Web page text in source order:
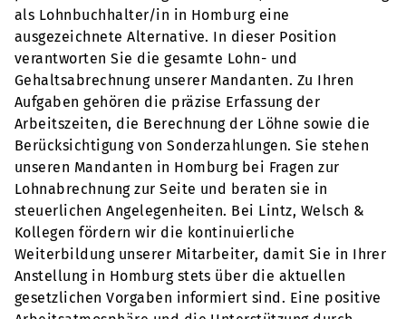
als Lohnbuchhalter/in in Homburg eine
ausgezeichnete Alternative. In dieser Position
verantworten Sie die gesamte Lohn- und
Gehaltsabrechnung unserer Mandanten. Zu Ihren
Aufgaben gehören die präzise Erfassung der
Arbeitszeiten, die Berechnung der Löhne sowie die
Berücksichtigung von Sonderzahlungen. Sie stehen
unseren Mandanten in Homburg bei Fragen zur
Lohnabrechnung zur Seite und beraten sie in
steuerlichen Angelegenheiten. Bei Lintz, Welsch &
Kollegen fördern wir die kontinuierliche
Weiterbildung unserer Mitarbeiter, damit Sie in Ihrer
Anstellung in Homburg stets über die aktuellen
gesetzlichen Vorgaben informiert sind. Eine positive